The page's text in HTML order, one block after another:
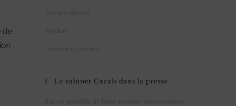
de
Jurisprudence
Médias
Histoire d'avocats
Le cabinet Cazals dans la presse
Est-ce possible de faire annuler un testament